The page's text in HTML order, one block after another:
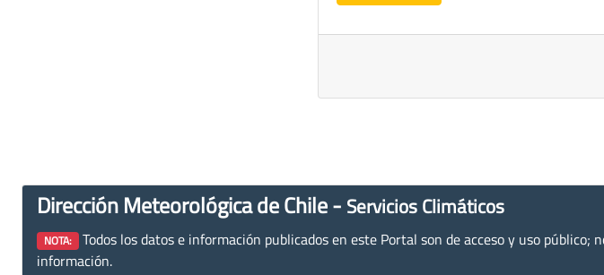
Dirección Meteorológica de Chile - Servicios Climáticos
NOTA: Todos los datos e información publicados en este Portal son de acceso y uso público;
información.